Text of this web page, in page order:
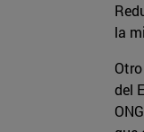
la
del